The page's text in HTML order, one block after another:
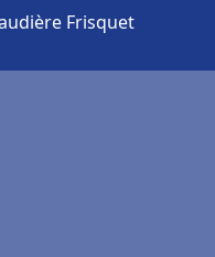
Frisquet